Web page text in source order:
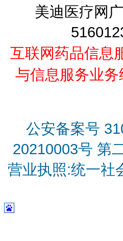
美迪医疗网
互联网药品信息
与信息服务业
公安备案号
20210003号 第
营业执照:统一社